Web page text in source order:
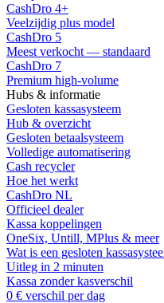
CashDro 4+
Veelzijdig plus model
CashDro 5
Meest verkocht — standaard
CashDro 7
Premium high-volume
Hubs & informatie
Gesloten kassasysteem
Hub & overzicht
Gesloten betaalsysteem
Volledige automatisering
Cash recycler
Hoe het werkt
CashDro NL
Officieel dealer
Kassa koppelingen
OneSix, Untill, MPlus & meer
Wat is een gesloten
Uitleg in 2 minuten
Kassa zonder kasverschil
0 € verschil per dag